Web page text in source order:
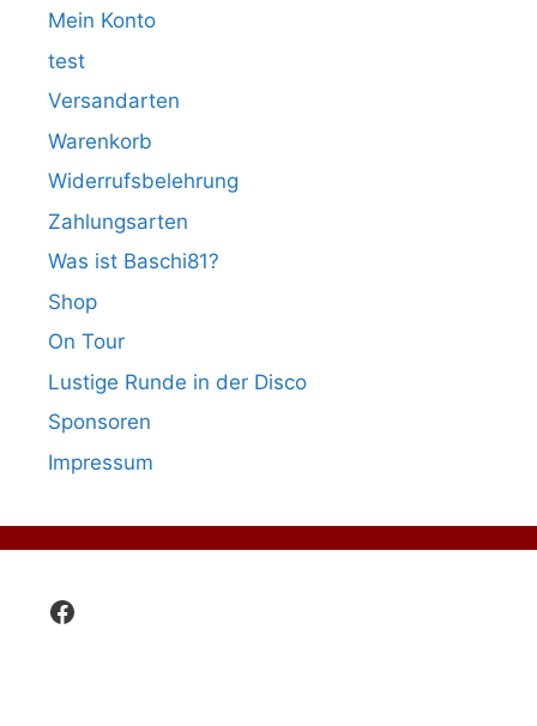
Mein Konto
test
Versandarten
Warenkorb
Widerrufsbelehrung
Zahlungsarten
Was ist Baschi81?
Shop
On Tour
Lustige Runde in der Disco
Sponsoren
Impressum
Facebook